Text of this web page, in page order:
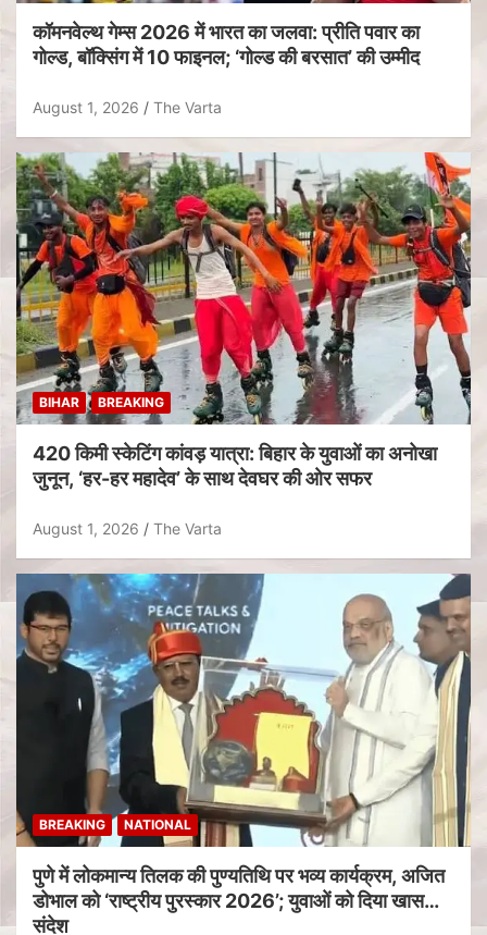
कॉमनवेल्थ गेम्स 2026 में भारत का जलवा: प्रीति पवार का
गोल्ड, बॉक्सिंग में 10 फाइनल; ‘गोल्ड की बरसात’ की उम्मीद
August 1, 2026 The Varta
BIHAR BREAKING
420 किमी स्केटिंग कांवड़ यात्रा: बिहार के युवाओं का अनोखा
जुनून, ‘हर-हर महादेव’ के साथ देवघर की ओर सफर
August 1, 2026 The Varta
BREAKING NATIONAL
पुणे में लोकमान्य तिलक की पुण्यतिथि पर भव्य कार्यक्रम, अजित
डोभाल को ‘राष्ट्रीय पुरस्कार 2026’; युवाओं को दिया खास
संदेश